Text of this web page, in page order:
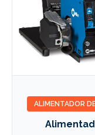
ALIMENTADOR